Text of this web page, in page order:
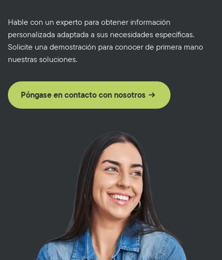
Hable con un experto para obtener información
personalizada adaptada a sus necesidades específicas.
Solicite una demostración para conocer de primera mano
nuestras soluciones.
Póngase en contacto con nosotros